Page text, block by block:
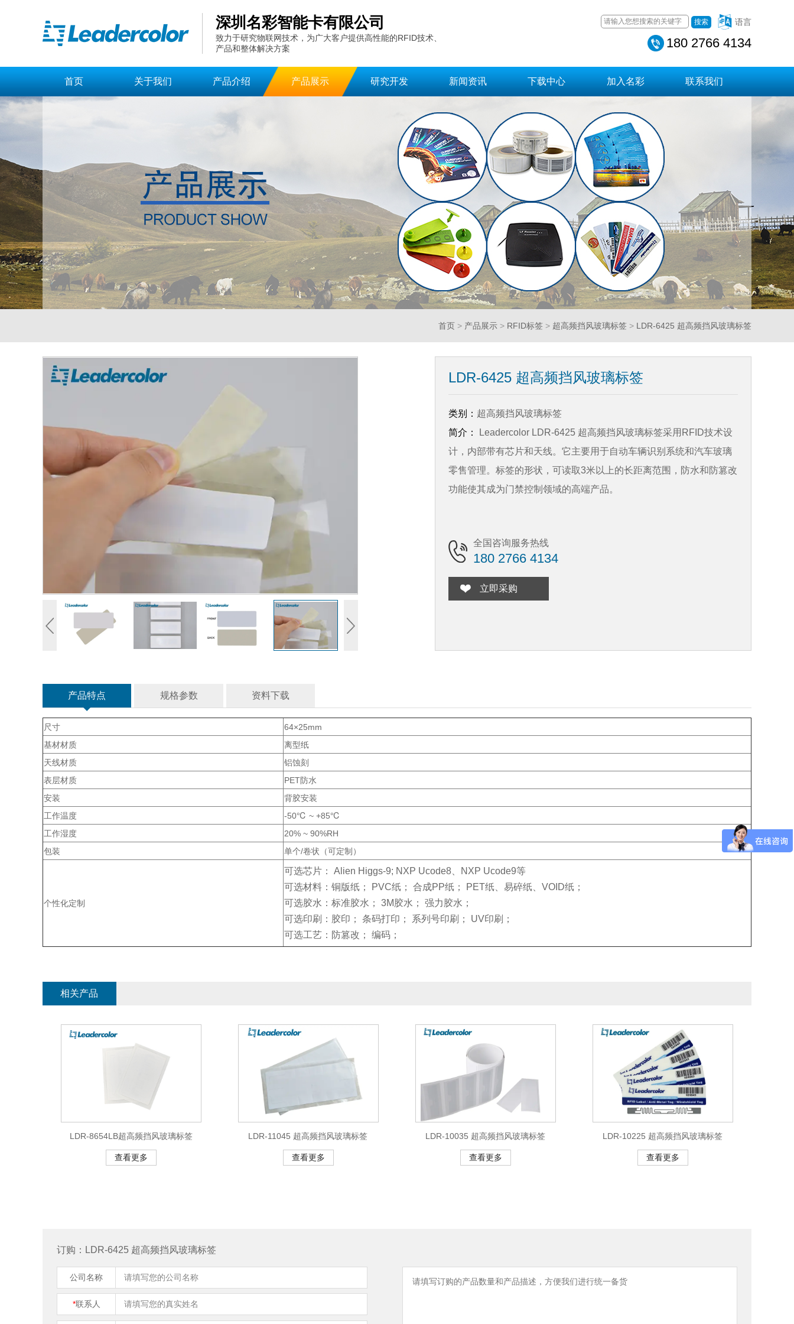
深圳名彩智能卡有限公司
致力于研究物联网技术，为广大客户提供高性能的RFID技术、
产品和整体解决方案
搜索 语言
180 2766 4134
首页 关于我们 产品介绍 产品展示 研究开发 新闻资讯 下载中心 加入名彩 联系我们
首页 > 产品展示 > RFID标签 > 超高频挡风玻璃标签 > LDR-6425 超高频挡风玻璃标签
LDR-6425 超高频挡风玻璃标签
类别： 超高频挡风玻璃标签
简介：
Leadercolor LDR-6425 超高频挡风玻璃标签采用RFID技术设
计，内部带有芯片和天线。它主要用于自动车辆识别系统和汽车玻璃
零售管理。标签的形状，可读取3米以上的长距离范围，防水和防篡改
功能使其成为门禁控制领域的高端产品。
全国咨询服务热线
180 2766 4134
立即采购
产品特点 规格参数 资料下载
尺寸 64×25mm
基材材质
离型纸
天线材质
铝蚀刻
表层材质
PET防水
安装
背胶安装
工作温度
-50℃ ~ +85℃
工作湿度
20% ~ 90%RH
包装
单个/卷状（可定制）
个性化定制
可选芯片： Alien Higgs-9; NXP Ucode8、 NXP Ucode9等
可选材料：铜版纸； PVC纸； 合成PP纸； PET纸、易碎纸、VOID纸；
可选胶水：标准胶水； 3M胶水； 强力胶水；
可选印刷：胶印； 条码打印； 系列号印刷； UV印刷；
可选工艺：防篡改； 编码；
相关产品
LDR-8654LB超高频挡风玻璃标签
查看更多
LDR-11045 超高频挡风玻璃标签
查看更多
LDR-10035 超高频挡风玻璃标签
查看更多
LDR-10225 超高频挡风玻璃标签
查看更多
订购：LDR-6425 超高频挡风玻璃标签
公司名称
*联系人